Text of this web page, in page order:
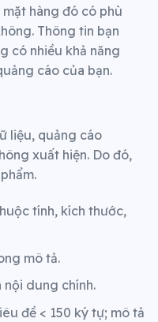
hàng đó có phù
Thông tin bạn
có nhiều khả năng
cáo của bạn.
liệu, quảng cáo
xuất hiện. Do đó,
tính, kích thước,
mô tả.
dung chính.
đề < 150 ký tự; mô tả